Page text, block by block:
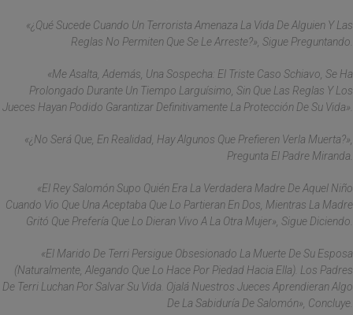
«¿Qué Sucede Cuando Un Terrorista Amenaza La Vida De Alguien Y Las
Reglas No Permiten Que Se Le Arreste?», Sigue Preguntando.
«Me Asalta, Además, Una Sospecha: El Triste Caso Schiavo, Se Ha
Prolongado Durante Un Tiempo Larguísimo, Sin Que Las Reglas Y Los
Jueces Hayan Podido Garantizar Definitivamente La Protección De Su Vida».
«¿No Será Que, En Realidad, Hay Algunos Que Prefieren Verla Muerta?»,
Pregunta El Padre Miranda.
«El Rey Salomón Supo Quién Era La Verdadera Madre De Aquel Niño
Cuando Vio Que Una Aceptaba Que Lo Partieran En Dos, Mientras La Madre
Gritó Que Prefería Que Lo Dieran Vivo A La Otra Mujer», Sigue Diciendo.
«El Marido De Terri Persigue Obsesionado La Muerte De Su Esposa
(naturalmente, Alegando Que Lo Hace Por Piedad Hacia Ella). Los Padres
De Terri Luchan Por Salvar Su Vida. Ojalá Nuestros Jueces Aprendieran Algo
De La Sabiduría De Salomón», Concluye.